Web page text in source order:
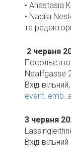
• Anastasia
• Nadiia
та
2 червня
Посольство
Naaffgasse
Вхід
3 червня
Вхід вільний